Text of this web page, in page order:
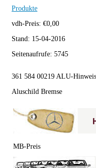
Produkte
vdh-Preis: €0,00
Stand: 15-04-2016
Seitenaufrufe: 5745
361 584 00219 ALU-
Aluschild Bremse
MB-Preis